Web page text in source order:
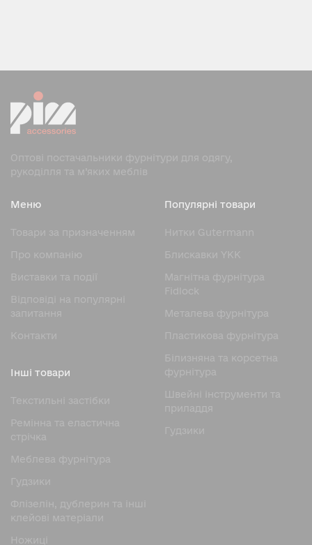
Оптові постачальники фурнітури для одягу,
рукоділля та м’яких меблів
Меню
Товари за призначенням
Про компанію
Виставки та події
Відповіді на популярні
запитання
Контакти
Популярні товари
Нитки Gutermann
Блискавки YKK
Магнітна фурнітура
Fidlock
Металева фурнітура
Пластикова фурнітура
Білизняна та корсетна
фурнітура
Швейні інструменти та
приладдя
Гудзики
Інші товари
Текстильні застібки
Ремінна та еластична
стрічка
Меблева фурнітура
Гудзики
Флізелін, дублерин та інші
клейові матеріали
Ножицi